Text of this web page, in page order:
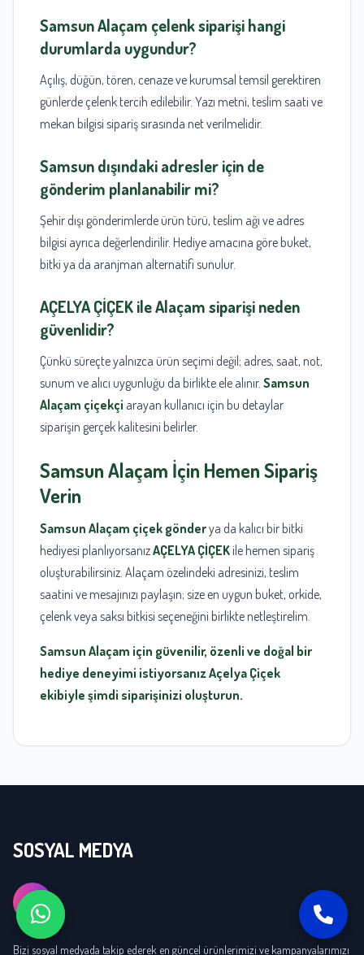
Samsun Alaçam çelenk siparişihangi
durumlarda uygundur?
Açılış, düğün, tören, cenaze ve kurumsal temsil gerektiren
günlerde çelenk tercih edilebilir. Yazı metni, teslim saati ve
mekan bilgisi sipariş sırasında net verilmelidir.
Samsundışındaki adresler için de
gönderim planlanabilir mi?
Şehir dışı gönderimlerde ürün türü, teslim ağı ve adres
bilgisi ayrıca değerlendirilir. Hediye amacına göre buket,
bitki ya da aranjman alternatifi sunulur.
AÇELYA ÇİÇEKile Alaçam siparişi neden
güvenlidir?
Çünkü süreçte yalnızca ürün seçimi değil; adres, saat, not,
sunum ve alıcı uygunluğu da birlikte ele alınır. Samsun
Alaçam çiçekçi arayan kullanıcı için bu detaylar
siparişin gerçek kalitesini belirler.
SamsunAlaçam İçin Hemen Sipariş
Verin
Samsun Alaçam çiçek gönderya da kalıcı bir bitki
hediyesi planlıyorsanızAÇELYA ÇİÇEK ile hemen sipariş
oluşturabilirsiniz. Alaçam özelindeki adresinizi, teslim
saatini ve mesajınızı paylaşın; size en uygun buket, orkide,
çelenk veya saksı bitkisi seçeneğini birlikte netleştirelim.
Samsun Alaçam için güvenilir, özenli ve doğal bir
hediye deneyimi istiyorsanız Açelya Çiçek
ekibiyle şimdi siparişinizi oluşturun.
SOSYAL MEDYA
Bizi sosyal medyada takip ederek en güncel ürünlerimizi ve kampanyalarımızı